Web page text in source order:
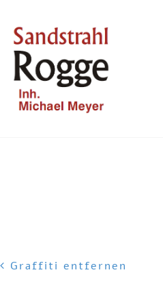
KLINKERFLÄCHE
Graffiti entfernen